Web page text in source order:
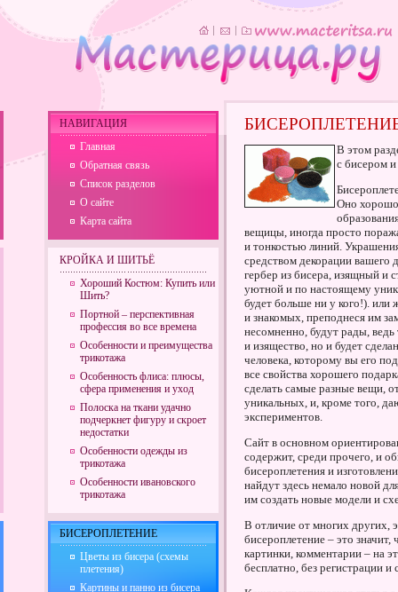
В этом
с бисером
Оно хорошо
вещицы, иногда просто
и тонкостью линий.
средством декорации вашего
гербер из бисера, изящный и
уютной и по настоящему
будет больше ни у кого!). или
и знакомых, преподнеся им
несомненно, будут рады, ведь
и изящество, но и будет
человека, которому вы его
все свойства хорошего
сделать самые разные вещи,
уникальных, и, кроме того,
экспериментов.
Сайт в основном
содержит, среди прочего, и
бисероплетения и
найдут здесь немало новой
им создать новые модели и
В отличие от многих других,
бисероплетение – это
картинки, комментарии – на
бесплатно, без регистрации и
НАВИГАЦИЯ
Главная
Обратная связь
Список разделов
О сайте
Карта сайта
КРОЙКА И ШИТЬЁ
Хороший Костюм: Купить или
Шить?
Портной – перспективная
профессия во все времена
Особенности и преимущества
трикотажа
Особенность флиса: плюсы,
сфера применения и уход
Полоска на ткани удачно
подчеркнет фигуру и скроет
недостатки
Особенности одежды из
трикотажа
Особенности ивановского
трикотажа
БИСЕРОПЛЕТЕНИЕ
Цветы из бисера (схемы
плетения)
Картины и панно из бисера